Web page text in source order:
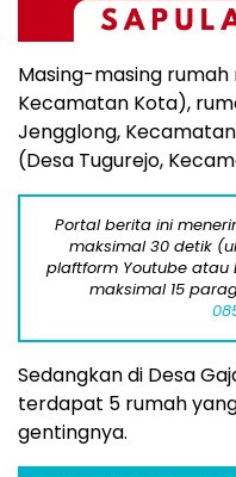
Masing-masing rumah
Kecamatan Kota),
Jengglong,
(Desa Tugurejo,
Portal berita ini
maksimal 30 detik
plaftform Youtube atau
maksimal 15
Sedangkan di Desa
terdapat 5 rumah
gentingnya.